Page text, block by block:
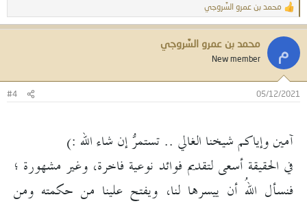
ا
ل
ت
ف
ع
ت
محمد بن عمرو السَّروجي
م محمد بن عمرو السَّروجي
New member
05/12/2021
#4
آمين وإياكم شيخنا الغالي .. تستمرُّ إن شاء الله :)
في الحقيقة أسعى لتقديم فوائد نوعية فاخرة، وغير مشهورة ؛
فنسأل اللهُ أن ييسرها لنا، ويفتح علينا من حكمته ومن